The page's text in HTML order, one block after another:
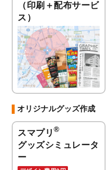
（印刷＋配布サービ
ス）
オリジナルグッズ作成
スマプリ ®
グッズシミュレータ
ー